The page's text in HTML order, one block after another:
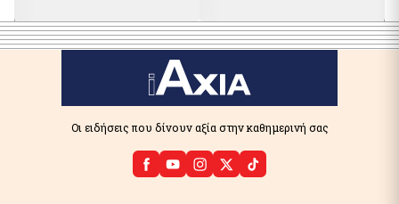
Οι ειδήσεις που δίνουν αξία στην καθημερινή σας